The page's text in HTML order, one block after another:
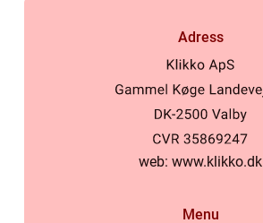
Adress
web: www.klikko.dk
Menu